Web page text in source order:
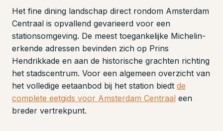
Het fine dining landschap direct rondom Amsterdam
Centraal is opvallend gevarieerd voor een
stationsomgeving. De meest toegankelijke Michelin-
erkende adressen bevinden zich op Prins
Hendrikkade en aan de historische grachten richting
het stadscentrum. Voor een algemeen overzicht van
het volledige eetaanbod bij het station biedt de
complete eetgids voor Amsterdam Centraal een
breder vertrekpunt.